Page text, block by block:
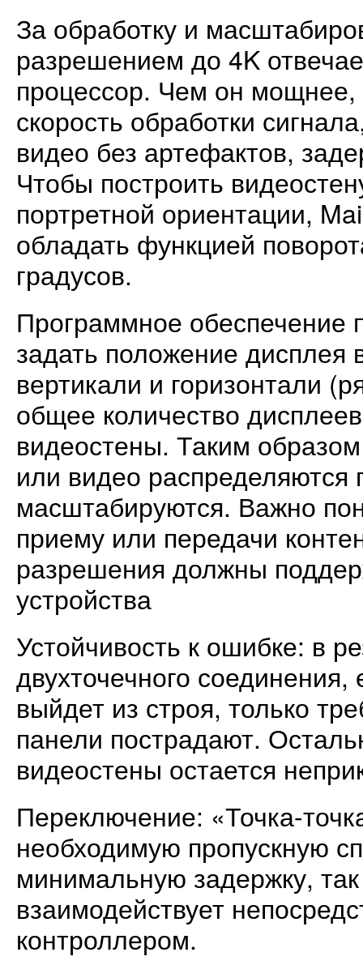
За обработку и
разрешением до 4K
процессор. Чем он
скорость обработки
видео без артефактов,
Чтобы построить
портретной ориентации,
обладать функцией
градусов.
Программное обеспечение
задать положение дисплея
вертикали и горизонтали
общее количество
видеостены. Таким
или видео распределяются
масштабируются. Важно
приему или передачи
разрешения должны
устройства
Устойчивость к ошибке: в
двухточечного
выйдет из строя, только
панели пострадают.
видеостены остается
Переключение: «Точка-
необходимую пропускную
минимальную задержку,
взаимодействует
контроллером.